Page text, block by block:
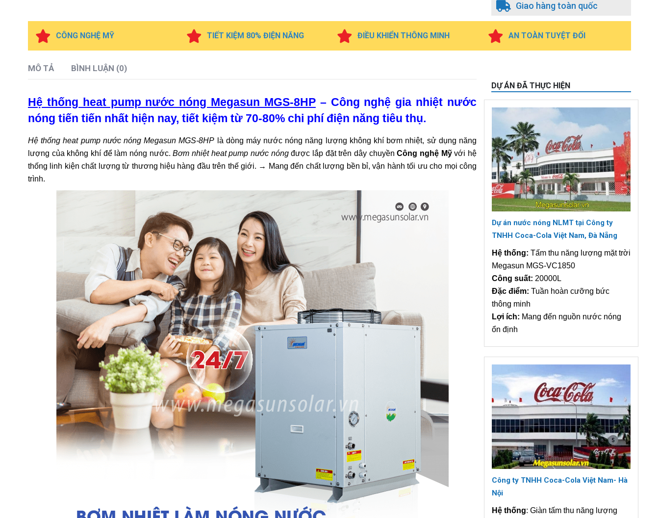
Giao hàng toàn quốc
CÔNG NGHỆ MỸ TIẾT KIỆM 80% ĐIỆN NĂNG ĐIỀU KHIỂN THÔNG MINH AN TOÀN TUYỆT ĐỐI
MÔ TẢ BÌNH LUẬN (0)
Hệ thống heat pump nước nóng Megasun MGS-8HP– Công nghệ gia nhiệt nước
nóng tiến tiến nhất hiện nay, tiết kiệm từ 70-80% chi phí điện năng tiêu thụ.
Hệ thống heat pump nước nóng Megasun MGS-8HP là dòng máy nước nóng năng lượng không khí bơm nhiệt, sử dụng năng
lượng của không khí để làm nóng nước.Bơm nhiệt heat pump nước nóngđược lắp đặt trên dây chuyềnCông nghệ Mỹvới hệ
thống linh kiện chất lượng từ thương hiệu hàng đầu trên thế giới. → Mang đến chất lượng bền bỉ, vận hành tối ưu cho mọi công
trình.
DỰ ÁN ĐÃ THỰC HIỆN
Dự án nước nóng NLMT tại Công ty
TNHH Coca-Cola Việt Nam, Đà Nẵng
Hệ thống: Tấm thu năng lượng mặt trời
Megasun MGS-VC1850
Công suất: 20000L
Đặc điểm: Tuần hoàn cưỡng bức
thông minh
Lợi ích: Mang đến nguồn nước nóng
ổn định
Công ty TNHH Coca-Cola Việt Nam- Hà
Nội
Hệ thống: Giàn tấm thu năng lượng